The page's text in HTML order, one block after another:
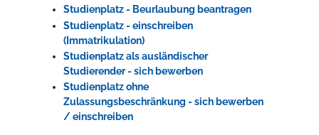
Studienplatz - Beurlaubung beantragen
Studienplatz - einschreiben
(Immatrikulation)
Studienplatz als ausländischer
Studierender - sich bewerben
Studienplatz ohne
Zulassungsbeschränkung - sich bewerben
/ einschreiben